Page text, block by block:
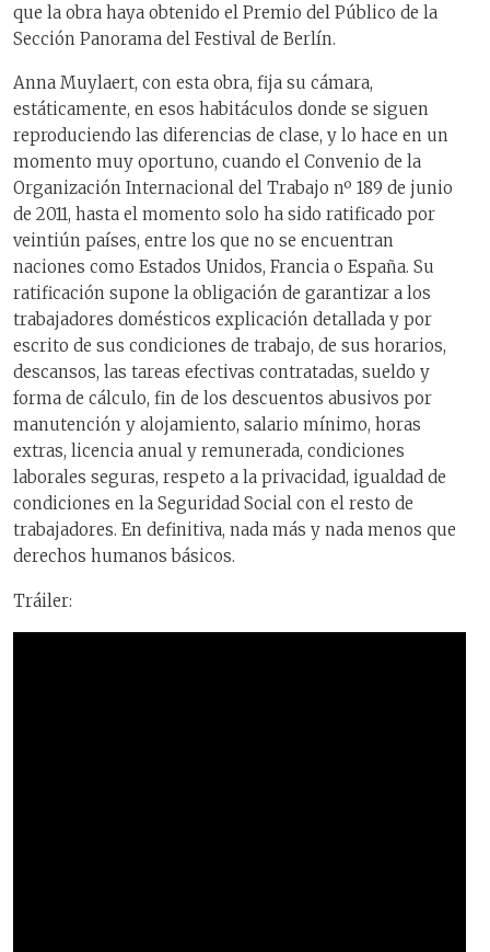
que la obra haya obtenido el Premio del Público de la
Sección Panorama del Festival de Berlín.
Anna Muylaert, con esta obra, fija su cámara,
estáticamente, en esos habitáculos donde se siguen
reproduciendo las diferencias de clase, y lo hace en un
momento muy oportuno, cuando el Convenio de la
Organización Internacional del Trabajo nº 189 de junio
de 2011, hasta el momento solo ha sido ratificado por
veintiún países, entre los que no se encuentran
naciones como Estados Unidos, Francia o España. Su
ratificación supone la obligación de garantizar a los
trabajadores domésticos explicación detallada y por
escrito de sus condiciones de trabajo, de sus horarios,
descansos, las tareas efectivas contratadas, sueldo y
forma de cálculo, fin de los descuentos abusivos por
manutención y alojamiento, salario mínimo, horas
extras, licencia anual y remunerada, condiciones
laborales seguras, respeto a la privacidad, igualdad de
condiciones en la Seguridad Social con el resto de
trabajadores. En definitiva, nada más y nada menos que
derechos humanos básicos.
Tráiler: